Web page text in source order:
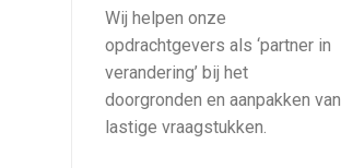
Wij helpen onze
opdrachtgevers als ‘partner in
verandering’ bij het
doorgronden en aanpakken van
lastige vraagstukken.